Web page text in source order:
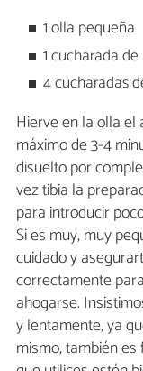
1 olla pequeña
1 cucharada
4 cucharadas
Hierve en la olla
máximo de 3-4
disuelto por
vez tibia la
para introducir
Si es muy, muy
cuidado y
correctamente
ahogarse.
y lentamente, ya
mismo, también